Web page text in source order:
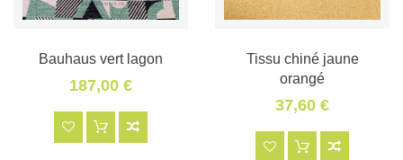
Bauhaus vert lagon
187,00 €
Tissu chiné jaune
orangé
37,60 €